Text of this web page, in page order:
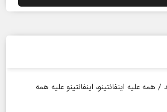
علیه اینفانتینو، اینفانتینو علیه همه